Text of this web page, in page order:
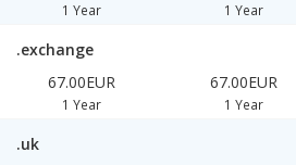
1 Year 1 Year
.exchange
67.00EUR
1 Year
67.00EUR
1 Year
.uk